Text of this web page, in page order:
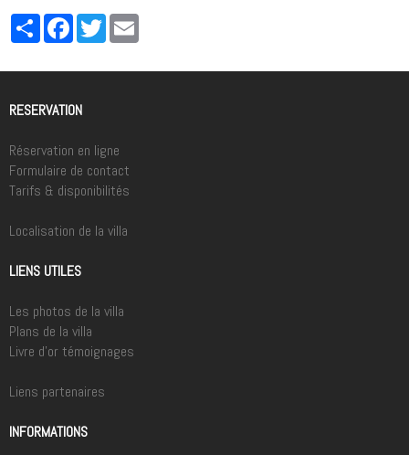
PartagerFacebookTwitter
RESERVATION
Réservation en ligne
Formulaire de contact
Tarifs & disponibilités
Localisation de la villa
LIENS UTILES
Les photos de la villa
Plans de la villa
Livre d'or témoignages
Liens partenaires
INFORMATIONS